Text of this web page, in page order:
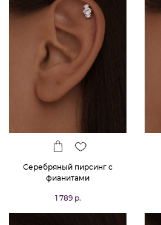
Серебряный пирсинг с
фианитами
1 789 р.